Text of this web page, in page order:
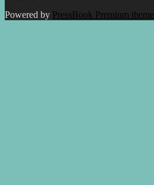
Powered by PressBook Premium theme